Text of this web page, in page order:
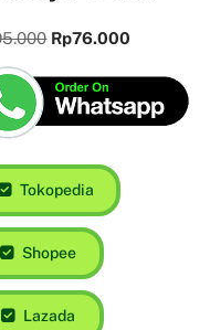
Rp76.000
Tokopedia
Shopee
Lazada